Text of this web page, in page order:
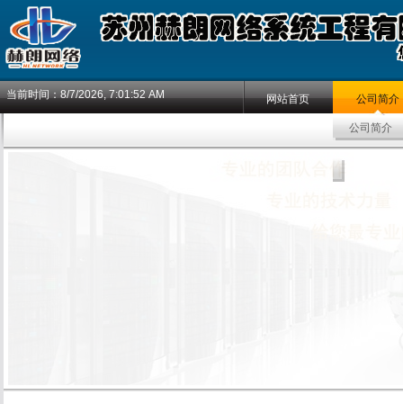
当前时间：8/7/2026, 7:01:53 AM 网站首页 公司简介
公司简介